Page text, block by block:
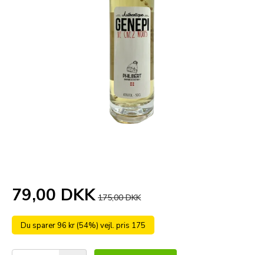
79,00 DKK 175,00 DKK
Du sparer 96 kr (54%) vejl. pris 175